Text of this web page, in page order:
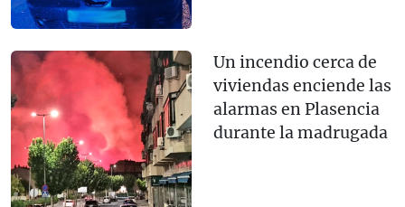
Un incendio cerca de
viviendas enciende las
alarmas en Plasencia
durante la madrugada